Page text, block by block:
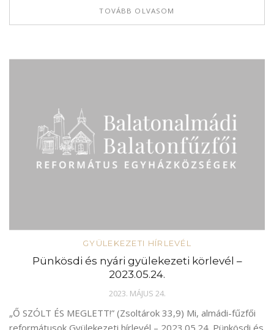
TOVÁBB OLVASOM
GYÜLEKEZETI HÍRLEVÉL
Pünkösdi és nyári gyülekezeti körlevél –
2023.05.24.
2023. MÁJUS 24.
„Ő SZÓLT ÉS MEGLETT!” (Zsoltárok 33,9) Mi, almádi-fűzfői